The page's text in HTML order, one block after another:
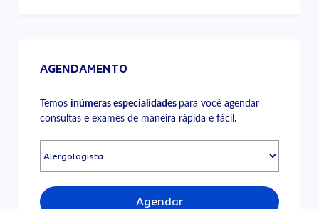
AGENDAMENTO
Temosinúmeras especialidades para você agendar
consultas e exames de maneira rápida e fácil.
Agendar